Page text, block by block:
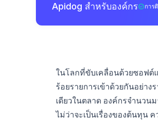
Apidog สำหรับองค์กร การ
ในโลกที่ขับเคลื่อนด้วยซอฟต์
ร้อยรายการเข้าด้วยกันอย่าง
เดียวในตลาด องค์กรจำนวน
ไม่ว่าจะเป็นเรื่องของต้นทุน